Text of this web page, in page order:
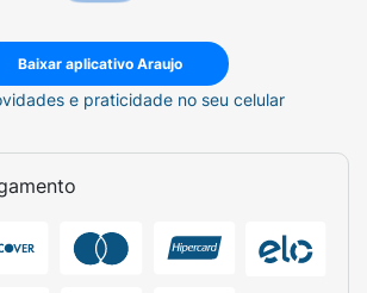
Baixar aplicativo Araujo
e praticidade no seu celular